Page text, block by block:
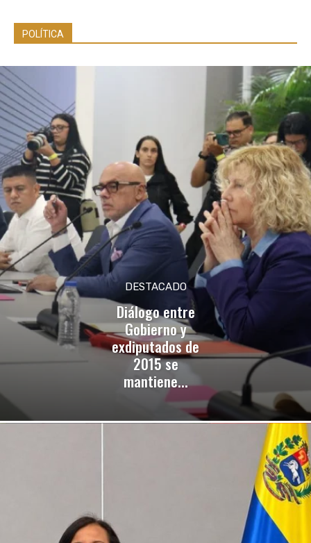
POLÍTICA
DESTACADO
Diálogo entre
Gobierno y
exdiputados de
2015 se
mantiene...